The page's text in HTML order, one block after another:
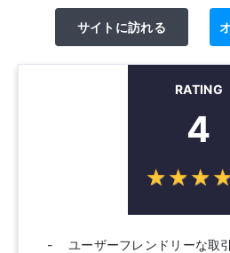
サイトに訪れる
RATING
4
☆☆☆
★★★
ユーザーフレンドリーな取